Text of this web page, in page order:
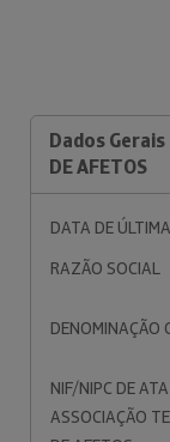
Dados Gerais
DE AFETOS
DATA DE
RAZÃO SOCIAL
DENOMINAÇÃO
NIF/NIPC DE
ASSOCIAÇÃO